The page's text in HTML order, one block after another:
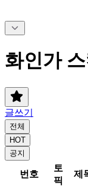
화인가
글쓰기
전체
HOT
공지
번호
토
픽
제